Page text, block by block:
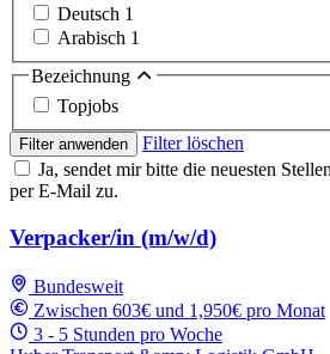
Deutsch 1
Arabisch 1
Bezeichnung
Topjobs
Filter anwenden
Filter löschen
Ja, sendet mir bitte die neuesten
per E-Mail zu.
Verpacker/in (m/w/d)
Bundesweit
Zwischen 603€ und 1,950€ pro Monat
3 - 5 Stunden pro Woche